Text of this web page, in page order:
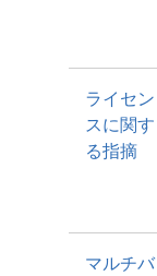
ライセン
スに関す
る指摘
マルチバ